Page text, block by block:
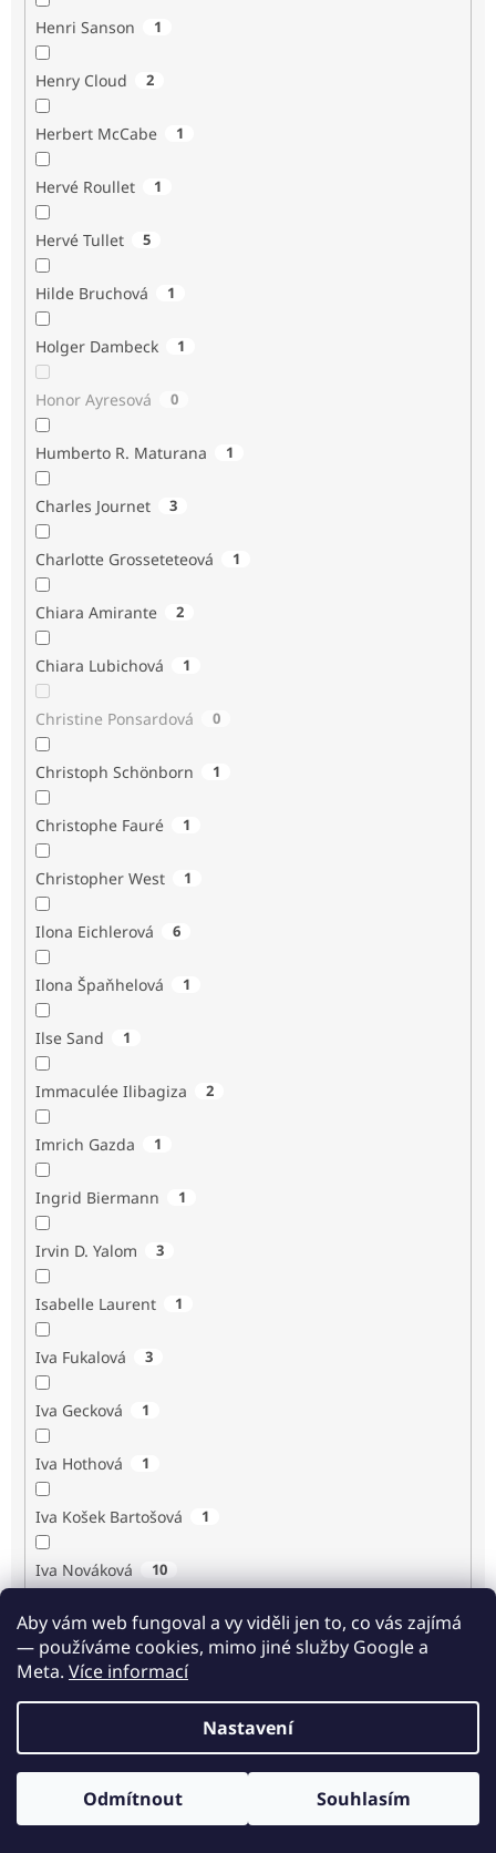
Aby vám web fungoval a vy viděli jen to, co vás zajímá
— používáme cookies, mimo jiné služby Google a
Meta. Více informací
Nastavení
Odmítnout Souhlasím
Henri Sanson 1
Henry Cloud 2
Herbert McCabe 1
Hervé Roullet 1
Hervé Tullet 5
Hilde Bruchová 1
Holger Dambeck 1
Honor Ayresová 0
Humberto R. Maturana 1
Charles Journet 3
Charlotte Grosseteteová 1
Chiara Amirante 2
Chiara Lubichová 1
Christine Ponsardová 0
Christoph Schönborn 1
Christophe Fauré 1
Christopher West 1
Ilona Eichlerová 6
Ilona Špaňhelová 1
Ilse Sand 1
Immaculée Ilibagiza 2
Imrich Gazda 1
Ingrid Biermann 1
Irvin D. Yalom 3
Isabelle Laurent 1
Iva Fukalová 3
Iva Gecková 1
Iva Hothová 1
Iva Košek Bartošová 1
Iva Nováková 10
Iva Procházková 1
Ivan Renč 1
Odběr novinek